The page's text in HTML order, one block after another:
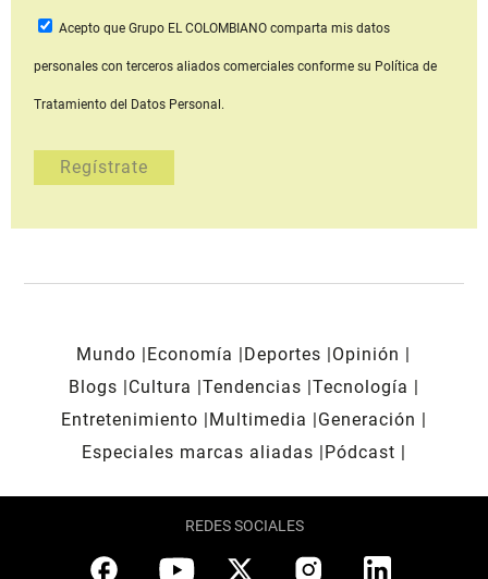
Acepto que Grupo EL COLOMBIANOcomparta mis datos
personales con terceros aliados comerciales conforme su Política de
Tratamiento del Datos Personal.
Mundo Economía Deportes
Opinión
Blogs
Cultura Tendencias Tecnología
Entretenimiento
Multimedia
Generación
Especiales marcas aliadas
Pódcast
REDES SOCIALES